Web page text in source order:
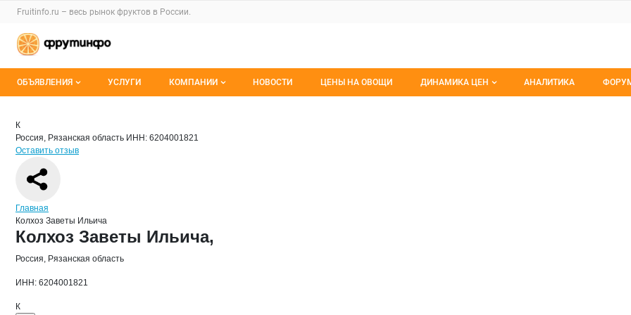
Раздел навигации по сайту fruitinfo.ru
Fruitinfo.ru – весь рынок фруктов в России.
Авторизация и меню пользователя
Навигация по разделам сайта fruitinfo.ru
ОБЪЯВЛЕНИЯ
Мои объявления
УСЛУГИ КОМПАНИИ
О каталоге компаний
НОВОСТИ ЦЕНЫ НА ОВОЩИ ДИНАМИКА ЦЕН АНАЛИТИКА
Страница компании
Страница компании
Краткая информация о компании
К
Россия, Рязанская область ИНН: 6204001821
Оставить отзыв
Навигация по сайту
Главная
Колхоз Заветы Ильича
Основная информация о компании
Колхоз Заветы Ильича,
Россия, Рязанская область
ИНН: 6204001821
К